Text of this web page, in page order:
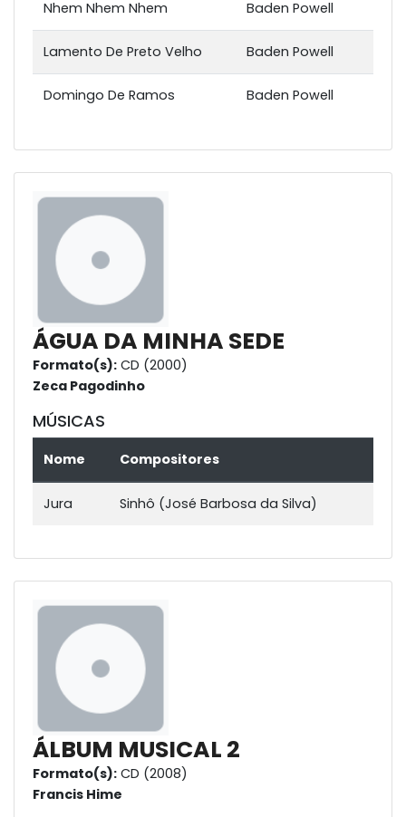
Nhem Nhem Nhem Baden Powell
Lamento De Preto Velho Baden Powell
Domingo De Ramos Baden Powell
ÁGUA DA MINHA SEDE
Formato(s): CD (2000)
Zeca Pagodinho
MÚSICAS
Nome Compositores
Jura Sinhô (José Barbosa da Silva)
ÁLBUM MUSICAL 2
Formato(s): CD (2008)
Francis Hime